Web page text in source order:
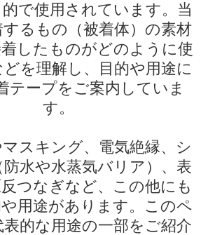
で使用されています。当
るもの（被着体）の素材
したものがどのように使
を理解し、目的や用途に
テープをご案内していま
す。
スキング、電気絶縁、シ
水や水蒸気バリア）、表
つなぎなど、この他にも
用途があります。このペ
的な用途の一部をご紹介